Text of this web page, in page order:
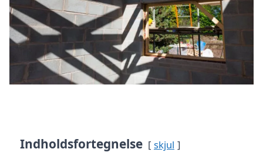
Indholdsfortegnelse skjul